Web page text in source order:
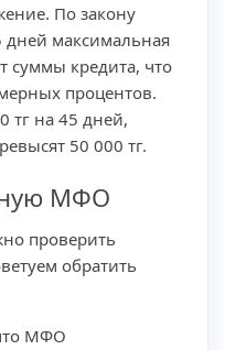
По закону
дней максимальная
суммы кредита, что
процентов.
тг на 45 дней,
50 000 тг.
МФО
проверить
обратить
МФО